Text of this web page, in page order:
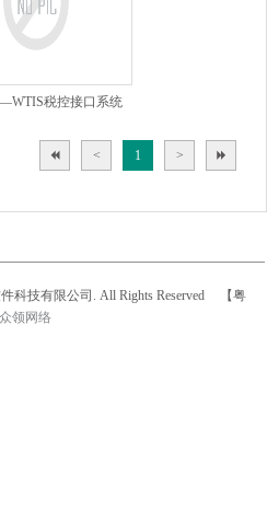
税控接口系统
< 1 >
科技有限公司. All Rights Reserved
【粤
众领网络